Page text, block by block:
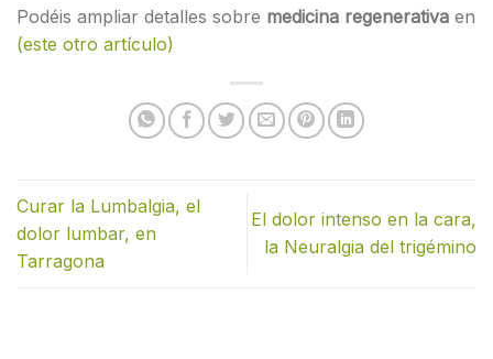
Podéis ampliar detalles sobre medicina regenerativa en
(este otro artículo)
Curar la Lumbalgia, el
dolor lumbar, en
Tarragona
El dolor intenso en la cara,
la Neuralgia del trigémino